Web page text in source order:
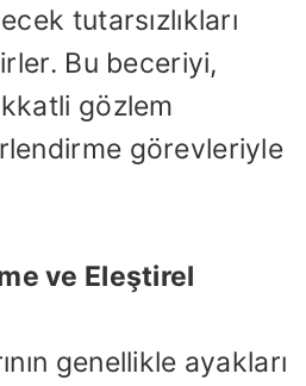
tutarsızlıkları
Bu beceriyi,
gözlem
görevleriyle
ve Eleştirel
genellikle ayakları